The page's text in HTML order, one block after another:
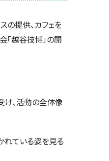
の提供、カフェを
「越谷技博」の開
け、活動の全体像
れている姿を見る